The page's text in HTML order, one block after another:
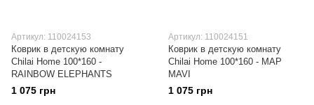
Артикул: 110024153
Коврик в детскую комнату
Chilai Home 100*160 -
RAINBOW ELEPHANTS
1 075 грн
Артикул: 110024151
Коврик в детскую комнату
Chilai Home 100*160 - MAP
MAVI
1 075 грн